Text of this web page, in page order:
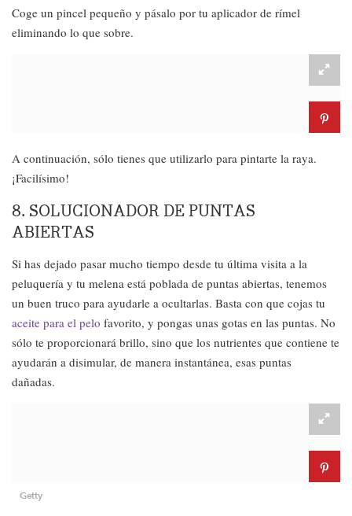
Coge un pincel pequeño y pásalo por tu aplicador de rímel
eliminando lo que sobre.
A continuación, sólo tienes que utilizarlo para pintarte la raya.
¡Facilísimo!
8. SOLUCIONADOR DE PUNTAS
ABIERTAS
Si has dejado pasar mucho tiempo desde tu última visita a la
peluquería y tu melena está poblada de puntas abiertas, tenemos
un buen truco para ayudarle a ocultarlas. Basta con que cojas tu
aceite para el pelo favorito, y pongas unas gotas en las puntas. No
sólo te proporcionará brillo, sino que los nutrientes que contiene te
ayudarán a disimular, de manera instantánea, esas puntas
dañadas.
Getty